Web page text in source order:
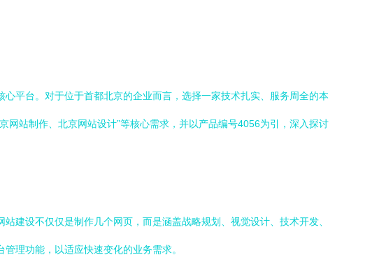
平台。对于位于首都北京的企业而言，选择一家技术扎实、服务周全的本
站制作、北京网站设计”等核心需求，并以产品编号4056为引，深入探讨
建设不仅仅是制作几个网页，而是涵盖战略规划、视觉设计、技术开发、
理功能，以适应快速变化的业务需求。